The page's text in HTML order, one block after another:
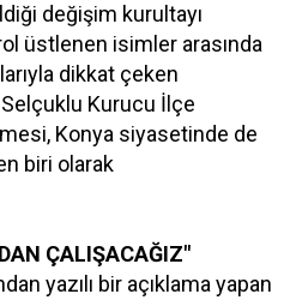
değişim kurultayı
üstlenen isimler arasında
dikkat çeken
Kurucu İlçe
Konya siyasetinde de
biri olarak
ÇALIŞACAĞIZ"
yazılı bir açıklama yapan